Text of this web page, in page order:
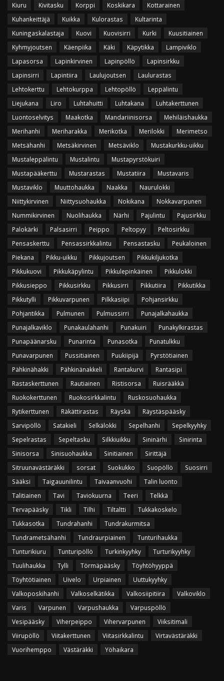
Kiuru
Kivitasku Korppi Koskikara
Kottarainen
Kuhankeittäjä
Kuikka Kulorastas
Kultarinta
Kuningaskalastaja
Kuovi Kuovisirri Kurki
Kuusitiainen
Kyhmyjoutsen
Käenpiika Käki Käpytikka
Lampiviklo
Lapasorsa
Lapinkirvinen Lapinpöllö
Lapinsirkku
Lapinsirri
Lapintiira Laulujoutsen
Laulurastas
Lehtokerttu
Lehtokurppa Lehtopöllö
Leppälintu
Liejukana
Liro Luhtahuitti Luhtakana
Luhtakerttunen
Luontoselvitys
Maakotka Mandariinisorsa
Mehiläishaukka
Merihanhi
Meriharakka Merikotka Merilokki
Merimetso
Metsähanhi
Metsäkirvinen Metsäviklo
Mustakurkku-uikku
Mustaleppälintu
Mustalintu
Mustapyrstökuiri
Mustapääkerttu
Mustarastas Mustatiira
Mustavaris
Mustaviklo
Muuttohaukka Naakka
Naurulokki
Niittykirvinen
Niittysuohaukka Nokikana
Nokkavarpunen
Nummikirvinen
Nuolihaukka Närhi Pajulintu
Pajusirkku
Palokärki
Palsasirri Peippo Peltopyy
Peltosirkku
Pensaskerttu
Pensassirkkalintu Pensastasku
Peukaloinen
Piekana
Pikku-uikku Pikkujoutsen
Pikkukiljukotka
Pikkukuovi
Pikkukäpylintu Pikkulepinkäinen
Pikkulokki
Pikkusieppo
Pikkusirkku Pikkusirri Pikkutiira
Pikkutikka
Pikkutylli
Pikkuvarpunen Pilkkasiipi
Pohjansirkku
Pohjantikka
Pulmunen Pulmussirri
Punajalkahaukka
Punajalkaviklo
Punakaulahanhi Punakuiri
Punakylkirastas
Punapäänarsku
Punarinta Punasotka
Punatulkku
Punavarpunen
Pussitiainen Puukiipijä
Pyrstötiainen
Pähkinähakki
Pähkinänakkeli Rantakurvi
Rantasipi
Rastaskerttunen
Rautiainen Ristisorsa
Ruisrääkkä
Ruokokerttunen
Ruokosirkkalintu
Ruskosuohaukka
Rytikerttunen
Räkättirastas Räyskä
Räystäspääsky
Sarvipöllö
Satakieli Selkälokki Sepelhanhi
Sepelkyyhky
Sepelrastas
Sepeltasku Silkkiuikku Sininärhi
Sinirinta
Sinisorsa
Sinisuohaukka Sinitiainen
Sirittäjä
Sitruunavästäräkki
sorsat Suokukko Suopöllö
Suosirri
Sääksi
Taigauunilintu Taivaanvuohi
Talin luonto
Talitiainen
Tavi Taviokuurna Teeri
Telkkä
Tervapääsky
Tikli Tilhi Tiltaltti
Tukkakoskelo
Tukkasotka
Tundrahanhi
Tundrakurmitsa
Tundrametsähanhi
Tundraurpiainen
Tunturihaukka
Tunturikiuru
Tunturipöllö Turkinkyyhky
Turturikyyhky
Tuulihaukka
Tylli Törmäpääsky
Töyhtöhyyppä
Töyhtötiainen
Uivelo Urpiainen
Uuttukyyhky
Valkoposkihanhi
Valkoselkätikka Valkosiipitiira
Valkoviklo
Varis
Varpunen Varpushaukka
Varpuspöllö
Vesipääsky
Viherpeippo Vihervarpunen
Viiksitimali
Viirupöllö
Viitakerttunen Viitasirkkalintu
Virtavästäräkki
Vuorihemppo
Västäräkki Yöhaikara